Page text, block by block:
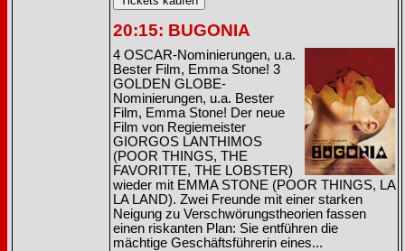
20:15: BUGONIA
4 OSCAR-Nominierungen, u.a.
Bester Film, Emma Stone! 3
GOLDEN GLOBE-
Nominierungen, u.a. Bester
Film, Emma Stone! Der neue
Film von Regiemeister
GIORGOS LANTHIMOS
(POOR THINGS, THE
FAVORITTE, THE LOBSTER)
wieder mit EMMA STONE (POOR THINGS, LA
LA LAND). Zwei Freunde mit einer starken
Neigung zu Verschwörungstheorien fassen
einen riskanten Plan: Sie entführen die
mächtige Geschäftsführerin eines...